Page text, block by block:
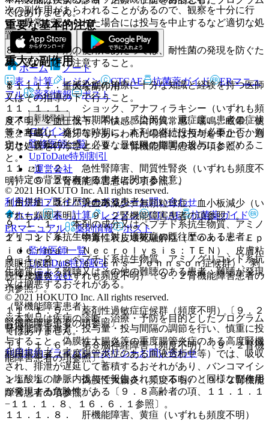
重要な基本的注意
８．１． 本剤の使用にあたっては、耐性菌の発現を防ぐた
め、次のことに注意すること。
８．１．１． 感染症の治療に十分な知識と経験を持つ医師
又はその指導の下で行うこと。
８．１．２． 投与期間は、感染部位、重症度、患者の症状
等を考慮し、適切な時期に、本剤の継続投与が必要か否か判
定し、疾病の治療上必要な最低限の期間の投与にとどめるこ
と。
（特定の背景を有する患者に関する注意）
（合併症・既往歴等のある患者）
９．１．１． 本剤の成分又はペプチド系抗生物質、アミノ
グリコシド系抗生物質に対し過敏症の既往歴のある患者。
９．１．２． ペプチド系抗生物質、アミノグリコシド系抗
生物質による難聴又はその他の難聴のある患者：難聴が発現
又は増悪するおそれがある。
（腎機能障害患者）
腎機能障害患者：投与量・投与間隔の調節を行い、慎重に投
与すること。偽膜性大腸炎等の重度腸管炎症のある高度腎機
能障害患者（重度腸管炎症のある血液透析中等）では、吸収
され、排泄が遅延して蓄積するおそれがあり、バンコマイシ
ン塩酸塩の静脈内投与で報告されているものと同様な副作用
が発現する危険性がある〔９．８高齢者の項、１１．１．１
−１１．１．８、１６．６．１参照〕。
次の副作用があらわれることがあるので、観察を十分に行
い、異常が認められた場合には投与を中止するなど適切な処
置を行うこと。
重大な副作用
１１．１． 重大な副作用
１１．１．１． ショック、アナフィラキシー（いずれも頻
度不明）：血圧低下、不快感、口内異常感、喘鳴、眩暈、便
意、耳鳴り、発汗等があらわれた場合には投与を中止し、適
切な処置を行うこと〔９．２腎機能障害患者の項参照〕。
１１．１．２． 急性腎障害、間質性腎炎（いずれも頻度不
明）〔９．２腎機能障害患者の項参照〕。
１１．１．３． 汎血球減少、無顆粒球症、血小板減少（い
ずれも頻度不明）〔９．２腎機能障害患者の項参照〕。
１１．１．４． 中毒性表皮壊死融解症（Ｔｏｘｉｃ Ｅｐ
ｉｄｅｒｍａｌ Ｎｅｃｒｏｌｙｓｉｓ：ＴＥＮ）、皮膚粘
膜眼症候群（Ｓｔｅｖｅｎｓ−Ｊｏｈｎｓｏｎ症候群）、剥
脱性皮膚炎（いずれも頻度不明）〔９．２腎機能障害患者の
項参照〕。
１１．１．５． 薬剤性過敏症症候群（頻度不明）〔９．２
腎機能障害患者の項参照〕。
１１．１．６． 第８脳神経障害（頻度不明）〔９．２腎機
能障害患者の項参照〕。
１１．１．７． 偽膜性大腸炎（頻度不明）〔９．２腎機能
障害患者の項参照〕。
１１．１．８． 肝機能障害、黄疸（いずれも頻度不明）
ではありません。
ホーム
ノート
表・計算
レジメン CTCAE 抗菌薬ガイド
ERマニュ
アル
薬剤情報 ポスト
新規登録
ログイン
監修医師一覧
UpToDate特別割引
運営会社
© 2021 HOKUTO Inc. All rights reserved.
利用規約プライバシーポリシーお問い合わせ
ホーム
表・計算 レジメン CTCAE
抗菌薬ガイド
ERマニュアル
薬剤情報 ポスト
監修医師一覧
UpToDate特別割引
運営会社
© 2021 HOKUTO Inc. All rights reserved.
※本製品は疾病の診断・治療・予防を目的としたプログラム
ではありません。
利用規約プライバシーポリシーお問い合わせ